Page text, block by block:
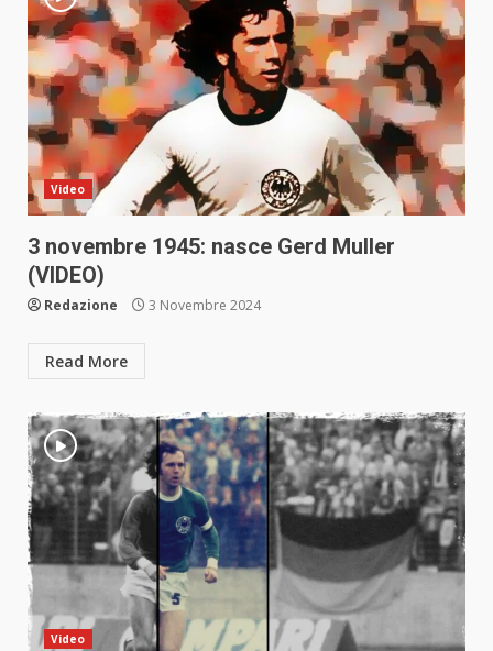
Video
3 novembre 1945: nasce Gerd Muller
(VIDEO)
Redazione 3 Novembre 2024
Read More
Video